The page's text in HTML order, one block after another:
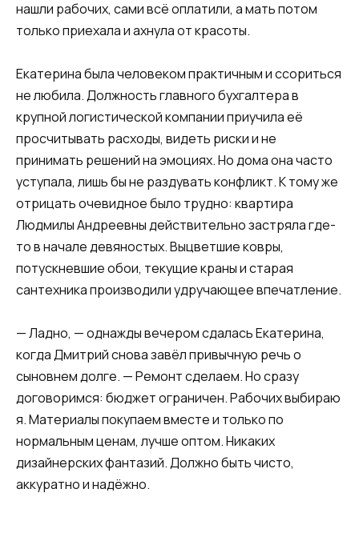
нашли рабочих, сами всё оплатили, а мать потом
только приехала и ахнула от красоты.
Екатерина была человеком практичным и ссориться
не любила. Должность главного бухгалтера в
крупной логистической компании приучила её
просчитывать расходы, видеть риски и не
принимать решений на эмоциях. Но дома она часто
уступала, лишь бы не раздувать конфликт. К тому же
отрицать очевидное было трудно: квартира
Людмилы Андреевны действительно застряла где-
то в начале девяностых. Выцветшие ковры,
потускневшие обои, текущие краны и старая
сантехника производили удручающее впечатление.
— Ладно, — однажды вечером сдалась Екатерина,
когда Дмитрий снова завёл привычную речь о
сыновнем долге. — Ремонт сделаем. Но сразу
договоримся: бюджет ограничен. Рабочих выбираю
я. Материалы покупаем вместе и только по
нормальным ценам, лучше оптом. Никаких
дизайнерских фантазий. Должно быть чисто,
аккуратно и надёжно.